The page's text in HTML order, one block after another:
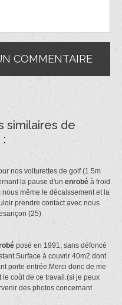
similaires de
nos voiturettes de golf (1.5m
la pause d'un enrobé à froid
même le décaissement et la
prendre contact avec nous
(25)
posé en 1991, sans défoncé
à couvrir 40m2 dont
porte entrée.Merci donc de me
coût de ce travail.(si je peux
des photos concernant